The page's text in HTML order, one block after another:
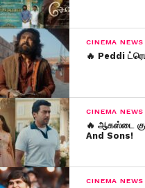
CINEMA NEWS
🔥 Peddi
CINEMA NEWS
🔥 ஆகஸ்டை
And Sons!
CINEMA NEWS